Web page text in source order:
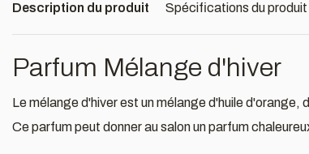
Description du produit Spécifications du produit
Parfum Mélange d'hiver
Le mélange d'hiver est un mélange d'huile d'orange,
Ce parfum peut donner au salon un parfum